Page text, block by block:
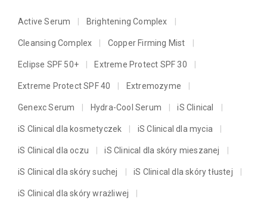
Active Serum Brightening Complex
Cleansing Complex Copper Firming Mist
Eclipse SPF 50+ Extreme Protect SPF 30
Extreme Protect SPF 40 Extremozyme
Genexc Serum Hydra-Cool Serum iS Clinical
iS Clinical dla kosmetyczek iS Clinical dla mycia
iS Clinical dla oczu iS Clinical dla skóry mieszanej
iS Clinical dla skóry suchej iS Clinical dla skóry tłustej
iS Clinical dla skóry wrażliwej